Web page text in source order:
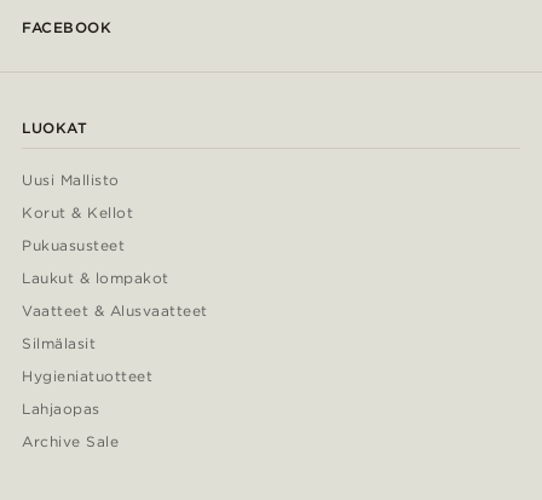
FACEBOOK
LUOKAT
Uusi Mallisto
Korut & Kellot
Pukuasusteet
Laukut & lompakot
Vaatteet & Alusvaatteet
Silmälasit
Hygieniatuotteet
Lahjaopas
Archive Sale